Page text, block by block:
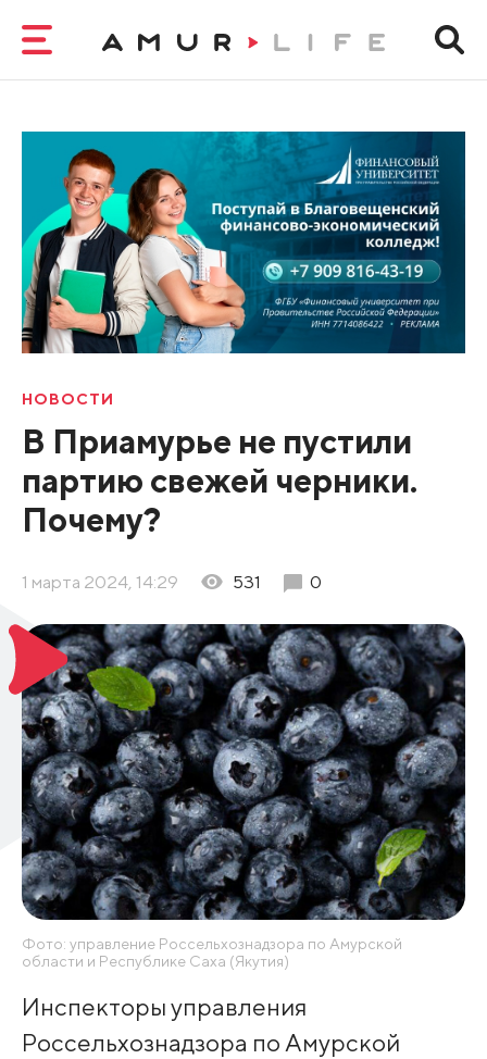
НОВОСТИ
В Приамурье не пустили
партию свежей черники.
Почему?
1 марта 2024, 14:29 531 0
Фото: управление Россельхознадзора по Амурской
области и Республике Саха (Якутия)
Инспекторы управления
Россельхознадзора по Амурской